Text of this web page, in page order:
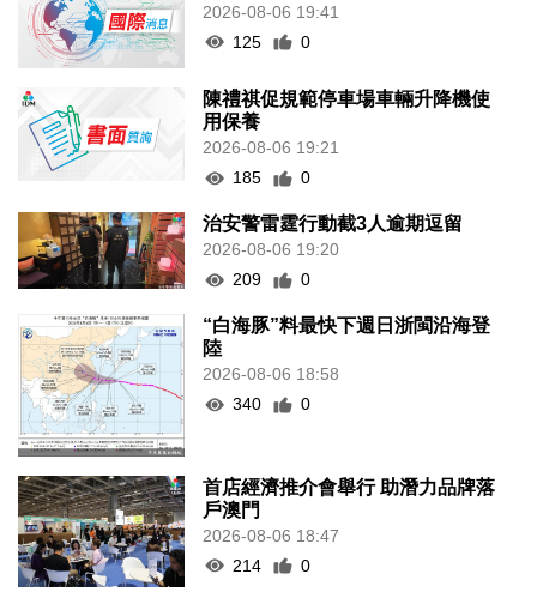
2026-08-06 19:41
125
0
陳禮祺促規範停車場車輛升降機使
用保養
2026-08-06 19:21
185
0
治安警雷霆行動截3人逾期逗留
2026-08-06 19:20
209
0
“白海豚”料最快下週日浙閩沿海登
陸
2026-08-06 18:58
340
0
首店經濟推介會舉行 助潛力品牌落
戶澳門
2026-08-06 18:47
214
0